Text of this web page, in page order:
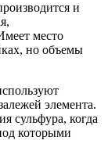
и
место
но объемы
элемента.
сульфура, когда
которыми